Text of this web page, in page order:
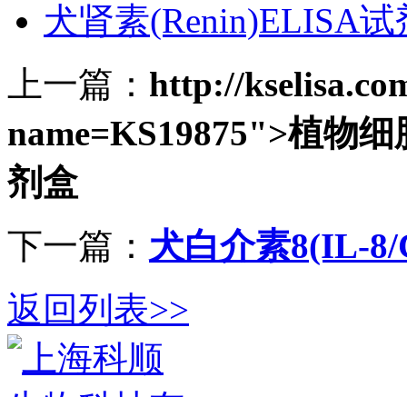
犬肾素(Renin)ELISA试
上一篇： http://
name=KS19875">植物
剂盒
下一篇： 犬白介素8(IL-
返回列表>>